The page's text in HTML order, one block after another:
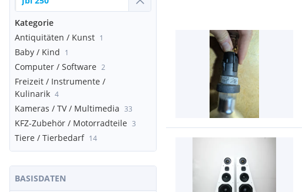
Kategorie
Antiquitäten / Kunst 1
Baby / Kind 1
Computer / Software 2
Freizeit / Instrumente /
Kulinarik 4
Kameras / TV / Multimedia 33
KFZ-Zubehör / Motorradteile 3
Tiere / Tierbedarf 14
BASISDATEN